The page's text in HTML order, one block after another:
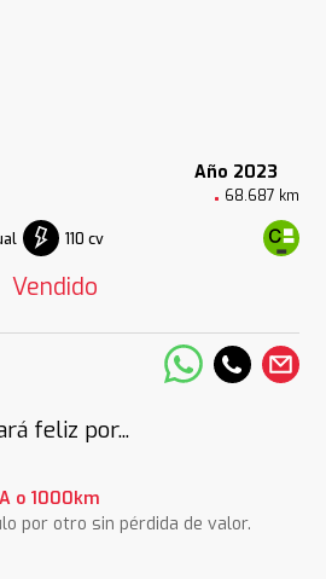
Año 2023
68.687 km
110 cv
Vendido
feliz por...
o 1000km
por otro sin pérdida de valor.